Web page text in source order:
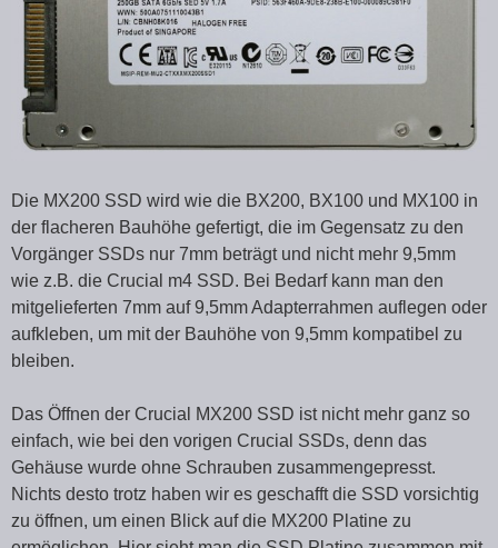
Die MX200 SSD wird wie die BX200, BX100 und MX100 in
der flacheren Bauhöhe gefertigt, die im Gegensatz zu den
Vorgänger SSDs nur 7mm beträgt und nicht mehr 9,5mm
wie z.B. die Crucial m4 SSD. Bei Bedarf kann man den
mitgelieferten 7mm auf 9,5mm Adapterrahmen auflegen oder
aufkleben, um mit der Bauhöhe von 9,5mm kompatibel zu
bleiben.
Das Öffnen der Crucial MX200 SSD ist nicht mehr ganz so
einfach, wie bei den vorigen Crucial SSDs, denn das
Gehäuse wurde ohne Schrauben zusammengepresst.
Nichts desto trotz haben wir es geschafft die SSD vorsichtig
zu öffnen, um einen Blick auf die MX200 Platine zu